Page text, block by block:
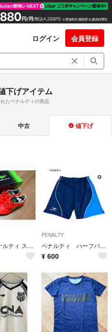
ログイン 会員登録
下げアイテム
たペナルティの商品
中古 値下げ
26.0cm ペナルティ スパイクジョガドールNEO プレミオFO
PENALTY
ペナルティ ハーフパンツ O ネイビー×水色
¥ 600